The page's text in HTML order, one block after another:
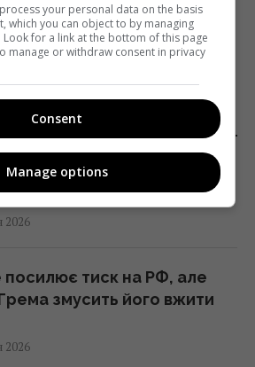
І СВІТУ
такі корисні, як усі
дієтологів
2026
тиск на РФ, але
змусить його вжити
2026
your personal data on the basis
which you can object to by managing
for a link at the bottom of this page
manage or withdraw consent in privacy
Consent
Manage options